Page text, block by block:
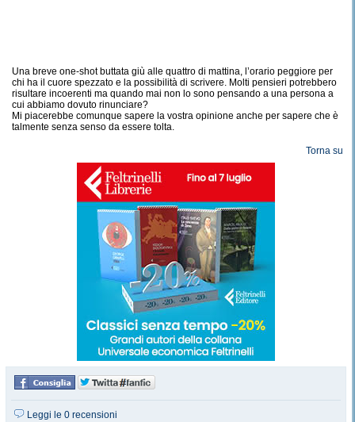
Una breve one-shot buttata giù alle quattro di mattina, l’orario peggiore per
chi ha il cuore spezzato e la possibilità di scrivere. Molti pensieri potrebbero
risultare incoerenti ma quando mai non lo sono pensando a una persona a
cui abbiamo dovuto rinunciare?
Mi piacerebbe comunque sapere la vostra opinione anche per sapere che è
talmente senza senso da essere tolta.
Torna su
Leggi le 0 recensioni